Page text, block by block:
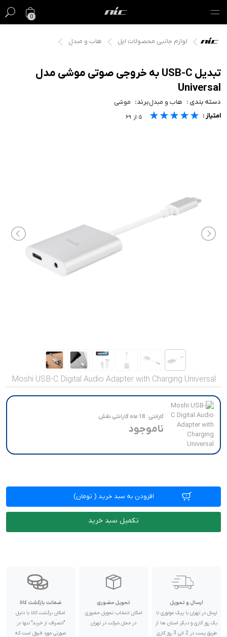
0
گیفت کارت
فروش ویژه
مک
آیفون
لوازم جانبی
لوازم جانبی محصولات اپل هاب و مبدل
Moshi USB-C Digital Audio Adapter with Charging Universal
گارانتی: 18 ماه گارانتی نقش
ناموجود
افزودن به سبد خرید ( تومان)
تکمیل سبد خرید
تبدیل USB-C به خروجی صوتی موشی مدل
Universal
دسته بندی : هاب و مبدلبرند: موشی
امتیاز : ★★★★★
★★★★★
★★★★★ ۵ از ۶۹
ارسال و تحویل
ارسال در تهران با پیک موتوری تا
یک روز کاری و دیگر استان ها از
طریق پست در 2 الی 3 روز کاری
تحویل حضوری
امکان انتخاب تحویل حضوری
در محل شرکت در تهران
ضمانت بازگشت کالا
امکان برگشت کالا با دلیل
"انصراف از خرید" تنها در
صورتی مورد قبول است که